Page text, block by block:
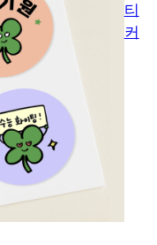
티
커